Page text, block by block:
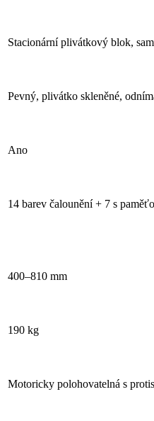
Stacionární plivátkový blok,
Pevný, plivátko skleněné,
Ano
14 barev čalounění + 7 s
400–810 mm
190 kg
Motoricky polohovatelná s